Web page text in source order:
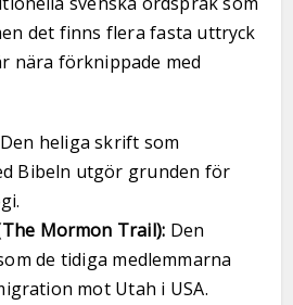
det finns flera fasta uttryck
nära förknippade med
Den heliga skrift som
Bibeln utgör grunden för
Mormon Trail): Den
de tidiga medlemmarna
mot Utah i USA.